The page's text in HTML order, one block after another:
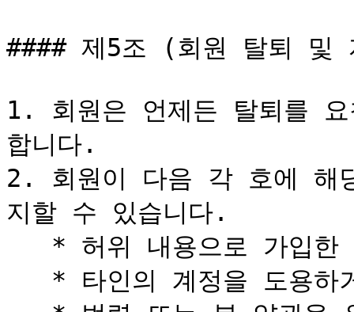
#### 제5조 (회원 탈퇴 및
1. 회원은 언제든 탈퇴를
합니다.
2. 회원이 다음 각 호에 해
지할 수 있습니다.